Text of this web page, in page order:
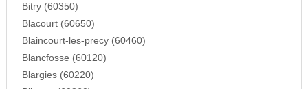
Bitry (60350)
Blacourt (60650)
Blaincourt-les-precy (60460)
Blancfosse (60120)
Blargies (60220)